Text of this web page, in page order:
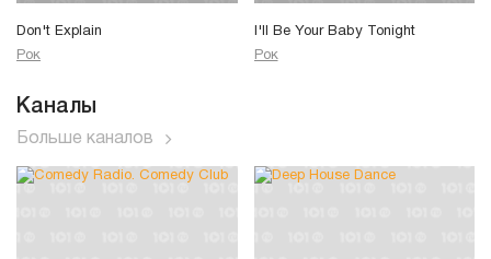
Don't Explain
Рок
I'll Be Your Baby Tonight
Рок
Каналы
Больше каналов